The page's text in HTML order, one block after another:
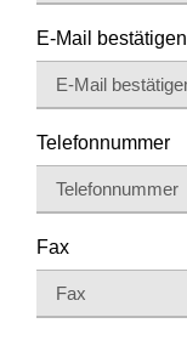
E-Mail bestätigen
Telefonnummer
Fax